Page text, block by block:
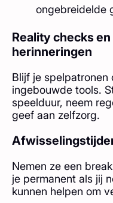
ongebreidelde
Reality checks
herinneringen
Blijf je
ingebouwde tools.
speelduur, neem
geef aan zelfzorg.
Nemen ze een
je permanent als jij
kunnen helpen om